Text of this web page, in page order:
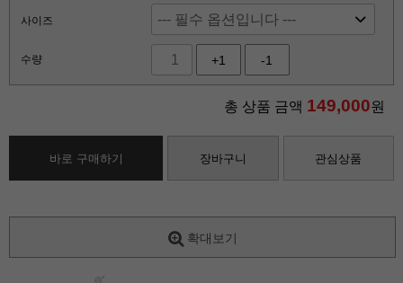
사이즈
수량 +1 -1
총 상품 금액 149,000원
바로 구매하기 장바구니 관심상품
확대보기